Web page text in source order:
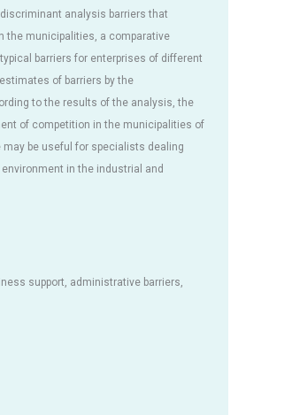
analysis barriers that
the municipalities, a comparative
barriers for enterprises of different
of barriers by the
to the results of the analysis, the
of competition in the municipalities of
be useful for specialists dealing
in the industrial and
support, administrative barriers,